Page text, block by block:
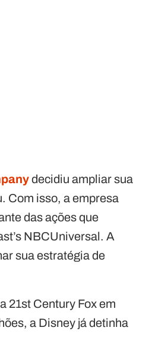
decidiu ampliar sua
Com isso, a empresa
das ações que
NBCUniversal. A
sua estratégia de
21st Century Fox em
a Disney já detinha